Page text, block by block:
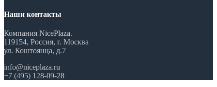
Наши контакты
Компания NicePlaza.
119154, Россия, г. Москва
ул. Коштоянца, д.7
info@niceplaza.ru
+7 (495) 128-09-28